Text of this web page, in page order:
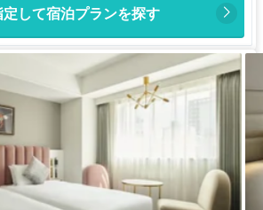
定して宿泊プランを探す